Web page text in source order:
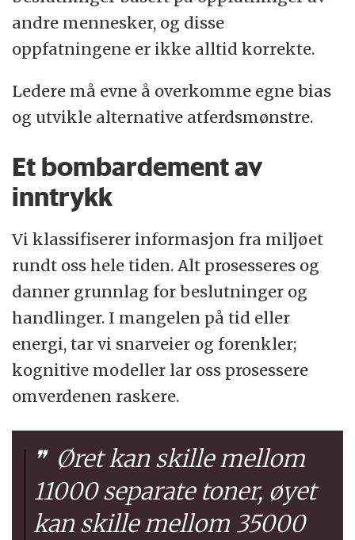
andre mennesker, og disse
oppfatningene er ikke alltid korrekte.
Ledere må evne å overkomme egne bias
og utvikle alternative atferdsmønstre.
Et bombardement av
inntrykk
Vi klassifiserer informasjon fra miljøet
rundt oss hele tiden. Alt prosesseres og
danner grunnlag for beslutninger og
handlinger. I mangelen på tid eller
energi, tar vi snarveier og forenkler;
kognitive modeller lar oss prosessere
omverdenen raskere.
Øret kan skille mellom
11000 separate toner, øyet
kan skille mellom 35000